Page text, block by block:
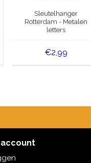
Sleutelhanger
Rotterdam - Metalen
letters
€2,99
account